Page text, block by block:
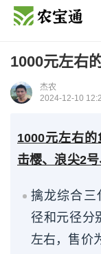
1000元左右
杰农
2024-12-10
1000元左右
击樱、浪尖2
擒龙综合三
径和元径分
左右，售价